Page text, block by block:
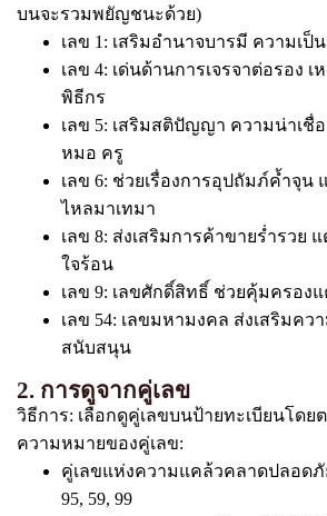
บนจะรวมพยัญชนะด้วย)
เลข 1: เสริมอำนาจบารมี ความเป็
เลข 4: เด่นด้านการเจรจาต่อรอง
พิธีกร
เลข 5: เสริมสติปัญญา ความน่าเชื่
หมอ ครู
เลข 6: ช่วยเรื่องการอุปถัมภ์ค้ำจุน
ไหลมาเทมา
เลข 8: ส่งเสริมการค้าขายร่ำรวย
ใจร้อน
เลข 9: เลขศักดิ์สิทธิ์ ช่วยคุ้มครอง
เลข 54: เลขมหามงคล ส่งเสริมคว
สนับสนุน
2. การดูจากคู่เลข
วิธีการ: เลือกดูคู่เลขบนป้ายทะเบียนโดย
ความหมายของคู่เลข:
คู่เลขแห่งความแคล้วคลาดปลอดภัย:
95, 59, 99